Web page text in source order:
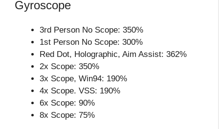
Gyroscope
3rd Person No Scope: 350%
1st Person No Scope: 300%
Red Dot, Holographic, Aim Assist: 362%
2x Scope: 350%
3x Scope, Win94: 190%
4x Scope. VSS: 190%
6x Scope: 90%
8x Scope: 75%